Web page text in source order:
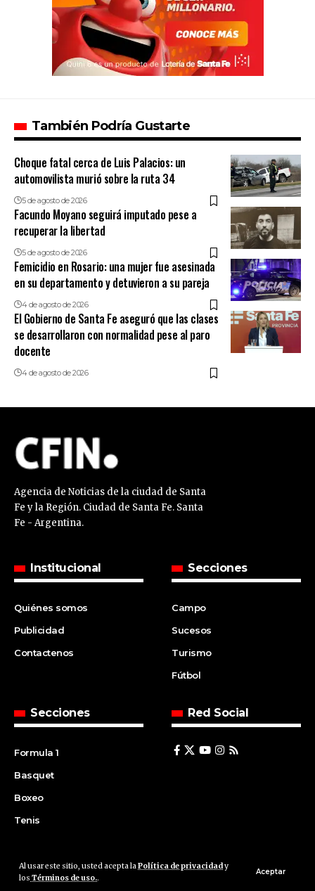
Al usar este sitio, usted acepta laPolítica de privacidady
los Términos de uso..
Aceptar
También Podría Gustarte
Choque fatal cerca de Luis Palacios: un
automovilista murió sobre la ruta 34
5 de agosto de 2026
Facundo Moyano seguirá imputado pese a
recuperar la libertad
5 de agosto de 2026
Femicidio en Rosario: una mujer fue asesinada
en su departamento y detuvieron a su pareja
4 de agosto de 2026
El Gobierno de Santa Fe aseguró que las clases
se desarrollaron con normalidad pese al paro
docente
4 de agosto de 2026
Agencia de Noticias de la ciudad de Santa
Fe y la Región. Ciudad de Santa Fe. Santa
Fe - Argentina.
Institucional
Quiénes somos
Publicidad
Contactenos
Secciones
Campo
Sucesos
Turismo
Fútbol
Secciones
Formula 1
Basquet
Boxeo
Tenis
Red Social
© 2008 | Agencia Cfin.com.ar - Santa Fe - Argentina | All rights